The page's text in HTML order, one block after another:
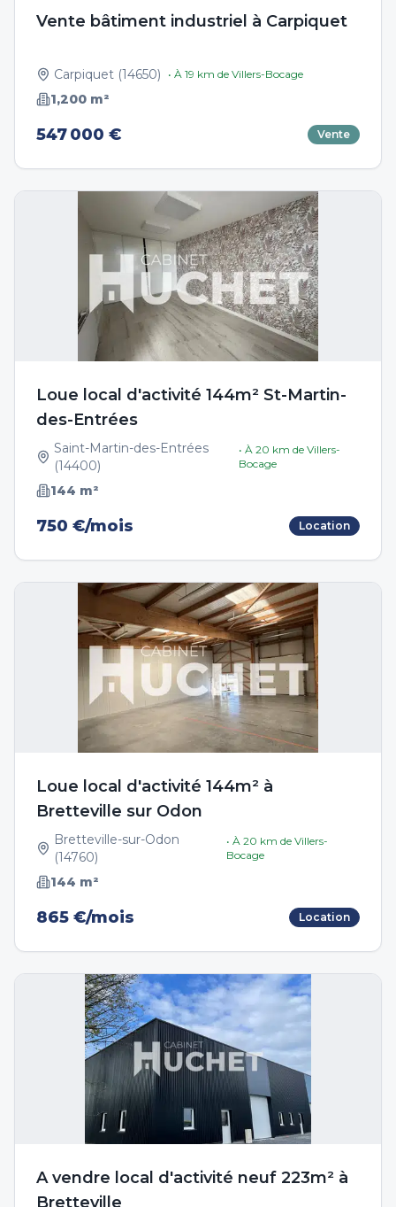
Vente bâtiment industriel à Carpiquet
Carpiquet (14650) • À 19 km de Villers-Bocage
1,200 m²
547 000 € Vente
Loue local d'activité 144m² St-Martin-
des-Entrées
Saint-Martin-des-Entrées
(14400)
• À20 km deVillers-
Bocage
144 m²
750 €/mois Location
Loue local d'activité 144m² à
Bretteville sur Odon
Bretteville-sur-Odon
(14760)
• À20 km deVillers-
Bocage
144 m²
865 €/mois Location
A vendre local d'activité neuf 223m² à
Bretteville